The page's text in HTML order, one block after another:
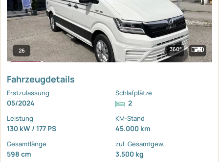
26 360°
Fahrzeugdetails
Erstzulassung
05/2024
Schlafplätze
2
Leistung
130 kW / 177 PS
KM-Stand
45.000 km
Gesamtlänge
598 cm
zul. Gesamtgew.
3.500 kg